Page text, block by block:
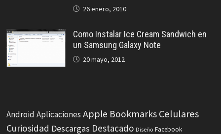
26 enero, 2010
Como Instalar Ice Cream Sandwich en
un Samsung Galaxy Note
20 mayo, 2012
Android Aplicaciones Apple Bookmarks Celulares
Curiosidad Descargas Destacado Diseño Facebook